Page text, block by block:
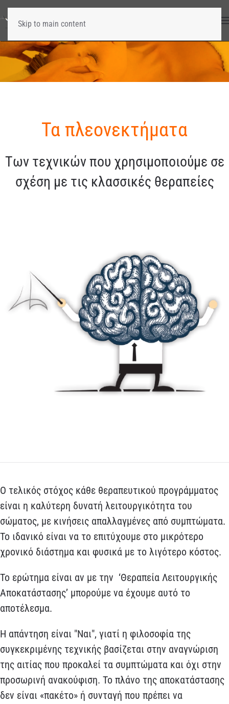
Skip to main content
Τα πλεονεκτήματα
Tων τεχνικών που χρησιμοποιούμε σε
σχέση με τις κλασσικές θεραπείες
Ο τελικός στόχος κάθε θεραπευτικού προγράμματος
είναι η καλύτερη δυνατή λειτουργικότητα του
σώματος, με κινήσεις απαλλαγμένες από συμπτώματα.
Το ιδανικό είναι να το επιτύχουμε στο μικρότερο
χρονικό διάστημα και φυσικά με το λιγότερο κόστος.
Το ερώτημα είναι αν με την ‘Θεραπεία Λειτουργικής
Αποκατάστασης’ μπορούμε να έχουμε αυτό το
αποτέλεσμα.
Η απάντηση είναι "Ναι", γιατί η φιλοσοφία της
συγκεκριμένης τεχνικής βασίζεται στην αναγνώριση
της αιτίας που προκαλεί τα συμπτώματα και όχι στην
προσωρινή ανακούφιση. Το πλάνο της αποκατάστασης
δεν είναι «πακέτο» ή συνταγή που πρέπει να